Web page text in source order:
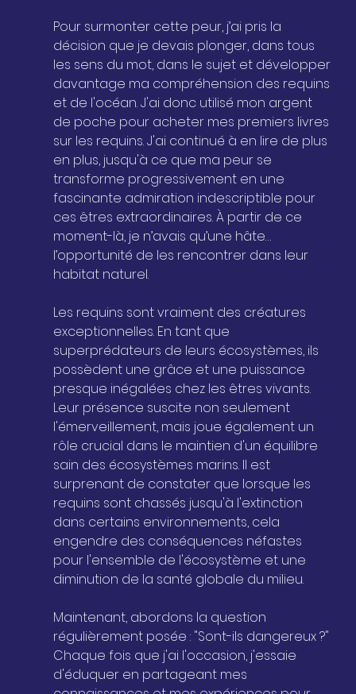
Pour surmonter cette peur, j’ai pris la
décision que je devais plonger, dans tous
les sens du mot, dans le sujet et développer
davantage ma compréhension des requins
et de l'océan. J'ai donc utilisé mon argent
de poche pour acheter mes premiers livres
sur les requins. J'ai continué à en lire de plus
en plus, jusqu'à ce que ma peur se
transforme progressivement en une
fascinante admiration indescriptible pour
ces êtres extraordinaires. À partir de ce
moment-là, je n’avais qu’une hâte…
l’opportunité de les rencontrer dans leur
habitat naturel.
Les requins sont vraiment des créatures
exceptionnelles. En tant que
superprédateurs de leurs écosystèmes, ils
possèdent une grâce et une puissance
presque inégalées chez les êtres vivants.
Leur présence suscite non seulement
l'émerveillement, mais joue également un
rôle crucial dans le maintien d'un équilibre
sain des écosystèmes marins. Il est
surprenant de constater que lorsque les
requins sont chassés jusqu'à l'extinction
dans certains environnements, cela
engendre des conséquences néfastes
pour l'ensemble de l'écosystème et une
diminution de la santé globale du milieu.
Maintenant, abordons la question
régulièrement posée : "Sont-ils dangereux ?"
Chaque fois que j'ai l'occasion, j'essaie
d'éduquer en partageant mes